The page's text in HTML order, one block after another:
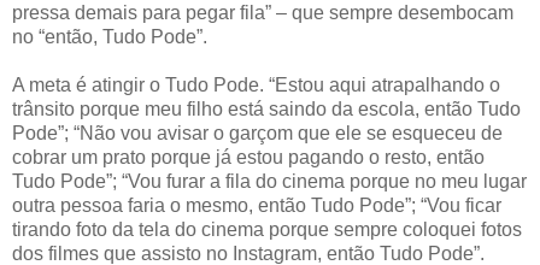
pressa demais para pegar fila” – que sempre desembocam
no “então, Tudo Pode”.
A meta é atingir o Tudo Pode. “Estou aqui atrapalhando o
trânsito porque meu filho está saindo da escola, então Tudo
Pode”; “Não vou avisar o garçom que ele se esqueceu de
cobrar um prato porque já estou pagando o resto, então
Tudo Pode”; “Vou furar a fila do cinema porque no meu lugar
outra pessoa faria o mesmo, então Tudo Pode”; “Vou ficar
tirando foto da tela do cinema porque sempre coloquei fotos
dos filmes que assisto no Instagram, então Tudo Pode”.